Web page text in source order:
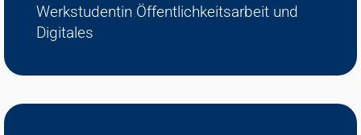
Werkstudentin Öffentlichkeitsarbeit und
Digitales